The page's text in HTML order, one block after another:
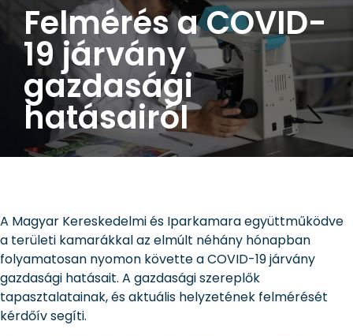
Felmérés a COVID-
19 járvány
gazdasági
hatásairól
A Magyar Kereskedelmi és Iparkamara együttműködve
a területi kamarákkal az elmúlt néhány hónapban
folyamatosan nyomon követte a COVID-19 járvány
gazdasági hatásait. A gazdasági szereplők
tapasztalatainak, és aktuális helyzetének felmérését
kérdőív segíti.